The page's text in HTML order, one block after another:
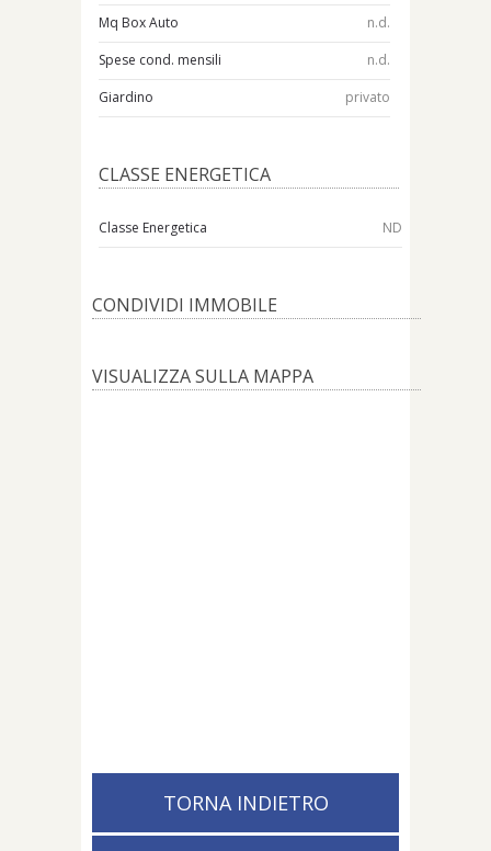
Mq Box Auto
n.d.
Spese cond. mensili
n.d.
Giardino
privato
CLASSE ENERGETICA
Classe Energetica ND
CONDIVIDI IMMOBILE
VISUALIZZA SULLA MAPPA
TORNA INDIETRO